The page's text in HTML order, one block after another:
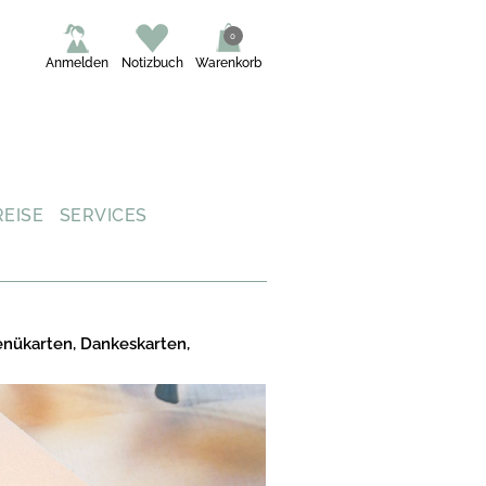
Warenkorb
0
Notizbuch
Anmelden
SERVICES
Dankeskarten,